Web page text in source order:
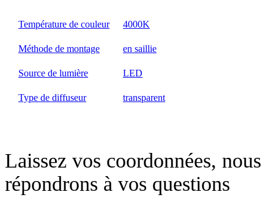
Température de couleur 4000K
Méthode de montage en saillie
Source de lumière LED
Type de diffuseur transparent
Laissez vos coordonnées, nous
répondrons à vos questions